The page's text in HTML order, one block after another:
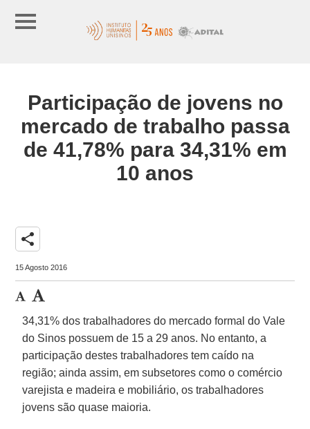
Participação de jovens no
mercado de trabalho passa
de 41,78% para 34,31% em
10 anos
share
15 Agosto 2016
34,31% dos trabalhadores do mercado formal do Vale
do Sinos possuem de 15 a 29 anos. No entanto, a
participação destes trabalhadores tem caído na
região; ainda assim, em subsetores como o comércio
varejista e madeira e mobiliário, os trabalhadores
jovens são quase maioria.